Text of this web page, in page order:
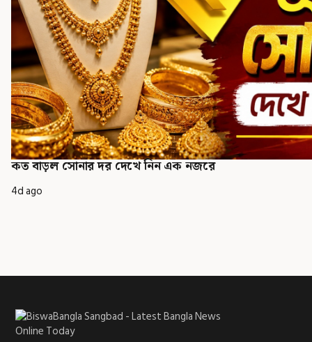
কত বাড়ল সোনার দর দেখে নিন এক নজরে
4d ago